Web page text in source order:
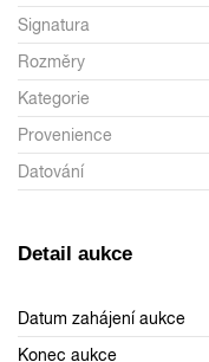
Signatura
Rozměry
Kategorie
Provenience
Datování
Detail aukce
Datum zahájení aukce
Konec aukce